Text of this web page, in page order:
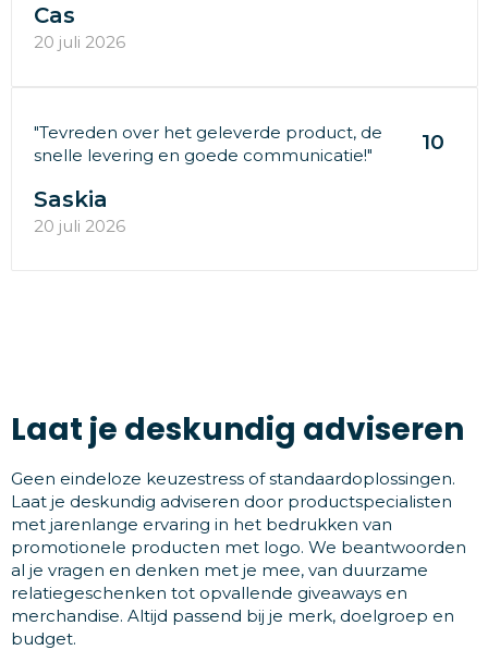
Cas
20 juli 2026
"Tevreden over het geleverde product, de
snelle levering en goede communicatie!"
10
Saskia
20 juli 2026
Laat je deskundig adviseren
Geen eindeloze keuzestress of standaardoplossingen.
Laat je deskundig adviseren door productspecialisten
met jarenlange ervaring in het bedrukken van
promotionele producten met logo. We beantwoorden
al je vragen en denken met je mee, van duurzame
relatiegeschenken tot opvallende giveaways en
merchandise. Altijd passend bij je merk, doelgroep en
budget.